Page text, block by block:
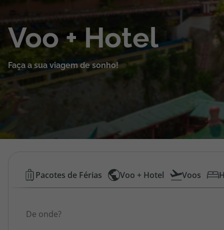
Cruzeiros
Promoções
Especialistas
Cheque Viagem
Voo + Hotel
Faça a sua viagem de sonho!
Voos
Low
Cost
Pacotes de Férias Voo + Hotel Voos